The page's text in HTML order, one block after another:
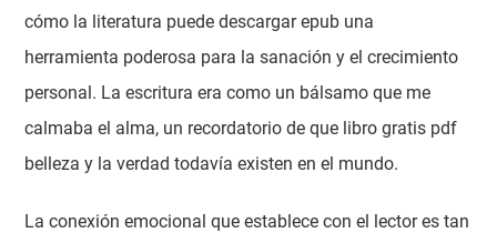
cómo la literatura puede descargar epub una
herramienta poderosa para la sanación y el crecimiento
personal. La escritura era como un bálsamo que me
calmaba el alma, un recordatorio de que libro gratis pdf
belleza y la verdad todavía existen en el mundo.
La conexión emocional que establece con el lector es tan